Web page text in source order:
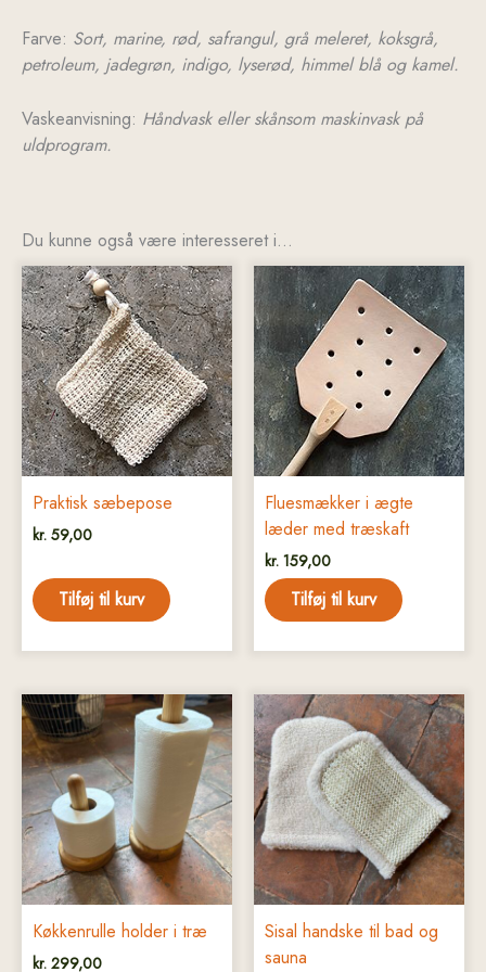
Farve: Sort, marine, rød, safrangul, grå meleret, koksgrå,
petroleum, jadegrøn, indigo, lyserød, himmel blå og kamel.
Vaskeanvisning: Håndvask eller skånsom maskinvask på
uldprogram.
Du kunne også være interesseret i…
Praktisk sæbepose
kr. 59,00
Tilføj til kurv
Fluesmækker i ægte
læder med træskaft
kr. 159,00
Tilføj til kurv
Køkkenrulle holder i træ
kr. 299,00
Sisal handske til bad og
sauna